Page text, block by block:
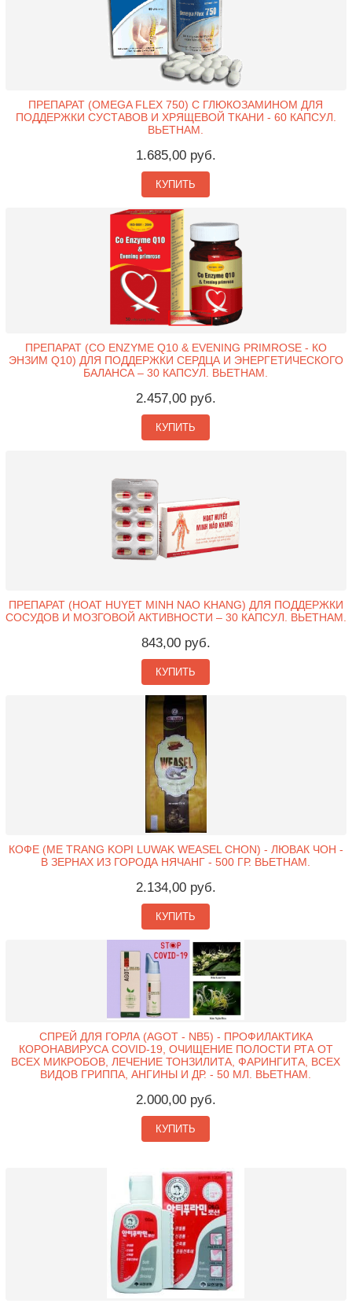
ПРЕПАРАТ (OMEGA FLEX 750) С ГЛЮКОЗАМИНОМ ДЛЯ
ПОДДЕРЖКИ СУСТАВОВ И ХРЯЩЕВОЙ ТКАНИ - 60 КАПСУЛ.
ВЬЕТНАМ.
1.685,00 руб.
КУПИТЬ
ПРЕПАРАТ (CO ENZYME Q10 & EVENING PRIMROSE - КО
ЭНЗИМ Q10) ДЛЯ ПОДДЕРЖКИ СЕРДЦА И ЭНЕРГЕТИЧЕСКОГО
БАЛАНСА – 30 КАПСУЛ. ВЬЕТНАМ.
2.457,00 руб.
КУПИТЬ
ПРЕПАРАТ (HOAT HUYET MINH NAO KHANG) ДЛЯ ПОДДЕРЖКИ
СОСУДОВ И МОЗГОВОЙ АКТИВНОСТИ – 30 КАПСУЛ. ВЬЕТНАМ.
843,00 руб.
КУПИТЬ
КОФЕ (ME TRANG KOPI LUWAK WEASEL CHON) - ЛЮВАК ЧОН -
В ЗЕРНАХ ИЗ ГОРОДА НЯЧАНГ - 500 ГР. ВЬЕТНАМ.
2.134,00 руб.
КУПИТЬ
СПРЕЙ ДЛЯ ГОРЛА (AGOT - NB5) - ПРОФИЛАКТИКА
КОРОНАВИРУСА COVID-19, ОЧИЩЕНИЕ ПОЛОСТИ РТА ОТ
ВСЕХ МИКРОБОВ, ЛЕЧЕНИЕ ТОНЗИЛИТА, ФАРИНГИТА, ВСЕХ
ВИДОВ ГРИППА, АНГИНЫ И ДР. - 50 МЛ. ВЬЕТНАМ.
2.000,00 руб.
КУПИТЬ